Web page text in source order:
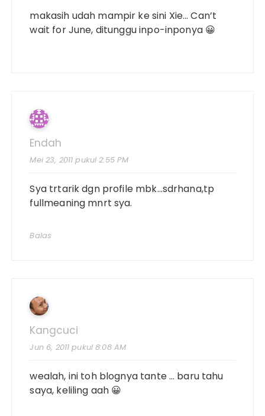
makasih udah mampir ke sini Xie… Can’t
wait for June, ditunggu inpo-inponya 😀
Endah
Mei 23, 2011 pukul 2:55 PM
Sya trtarik dgn profile mbk…sdrhana,tp
fullmeaning mnrt sya.
Balas
Kangcuci
Jun 6, 2011 pukul 8:08 AM
wealah, ini toh blognya tante … baru tahu
saya, keliling aah 😀